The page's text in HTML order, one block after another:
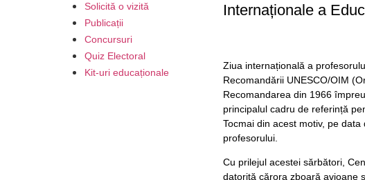
Solicită o vizită
Publicații
Concursuri
Quiz Electoral
Kit-uri educaționale
Internaționale a
Ziua internațională a
Recomandării UNESCO/OIM
Recomandarea din 1966
principalul cadru de referință
Tocmai din acest motiv, pe
profesorului.
Cu prilejul acestei sărbători,
datorită cărora zboară avioane